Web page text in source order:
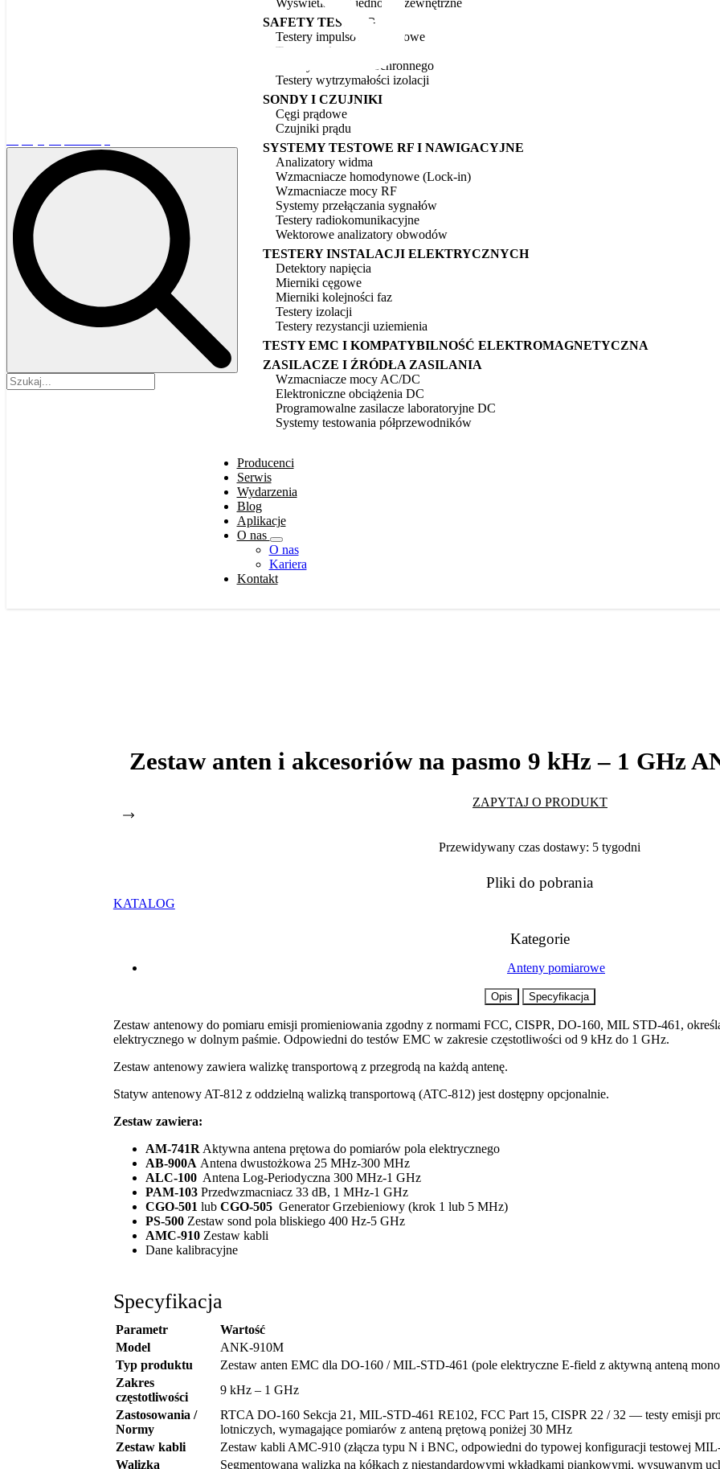
Search
for:
Wyświetlacze i jednostki zewnętrzne
SAFETY TESTING
Testery impulsowe / udarowe
Testery upływu prądu
Testery uziemienia ochronnego
Testery wytrzymałości izolacji
SONDY I CZUJNIKI
Cęgi prądowe
Czujniki prądu
SYSTEMY TESTOWE RF I NAWIGACYJNE
Analizatory widma
Wzmacniacze homodynowe (Lock‑in)
Wzmacniacze mocy RF
Systemy przełączania sygnałów
Testery radiokomunikacyjne
Wektorowe analizatory obwodów
TESTERY INSTALACJI ELEKTRYCZNYCH
Detektory napięcia
Mierniki cęgowe
Mierniki kolejności faz
Testery izolacji
Testery rezystancji uziemienia
TESTY EMC I KOMPATYBILNOŚĆ ELEKTROMAGNETYCZNA
ZASILACZE I ŹRÓDŁA ZASILANIA
Wzmacniacze mocy AC/DC
Elektroniczne obciążenia DC
Programowalne zasilacze laboratoryjne DC
Systemy testowania półprzewodników
Producenci
Serwis
Wydarzenia
Blog
Aplikacje
O nas
O nas
Kariera
Kontakt
Zestaw anten i akcesoriów na pasmo 9 kHz – 1 GHz
ZAPYTAJ O PRODUKT
Przewidywany czas dostawy: 5 tygodni
Pliki do pobrania
KATALOG
Kategorie
Anteny pomiarowe
Opis Specyfikacja
Zestaw antenowy do pomiaru emisji promieniowania zgodny z normami FCC, CISPR, DO-160, MIL STD-461,
elektrycznego w dolnym paśmie. Odpowiedni do testów EMC w zakresie częstotliwości od 9 kHz do 1 GHz.
Zestaw antenowy zawiera walizkę transportową z przegrodą na każdą antenę.
Statyw antenowy AT-812 z oddzielną walizką transportową (ATC-812) jest dostępny opcjonalnie.
Zestaw zawiera:
AM-741R Aktywna antena prętowa do pomiarów pola elektrycznego
AB-900A Antena dwustożkowa 25 MHz-300 MHz
ALC-100Antena Log-Periodyczna 300 MHz-1 GHz
PAM-103Przedwzmacniacz 33 dB, 1 MHz-1 GHz
CGO-501 lub CGO-505Generator Grzebieniowy (krok 1 lub 5 MHz)
PS-500Zestaw sond pola bliskiego 400 Hz-5 GHz
AMC-910Zestaw kabli
Dane kalibracyjne
Specyfikacja
Parametr
Wartość
Model
ANK-910M
Typ produktu
Zestaw anten EMC dla DO-160 / MIL-STD-461 (pole elektryczne E-field z aktywną anteną
Zakres
częstotliwości
9 kHz – 1 GHz
Zastosowania /
Normy
RTCA DO-160 Sekcja 21, MIL-STD-461 RE102, FCC Part 15, CISPR 22 / 32 — testy emisji
lotniczych, wymagające pomiarów z anteną prętową poniżej 30 MHz
Zestaw kabli
Zestaw kabli AMC-910 (złącza typu N i BNC, odpowiedni do typowej konfiguracji testowej
Walizka
Segmentowana walizka na kółkach z niestandardowymi wkładkami piankowymi, wysuwanym